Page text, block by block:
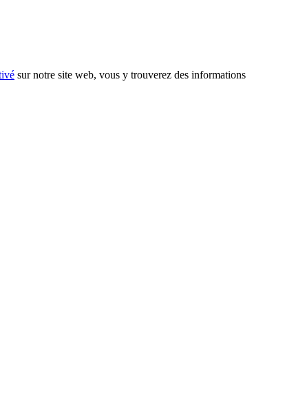
sur notre site web, vous y trouverez des informations